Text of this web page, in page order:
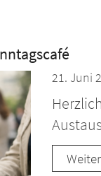
21. Juni